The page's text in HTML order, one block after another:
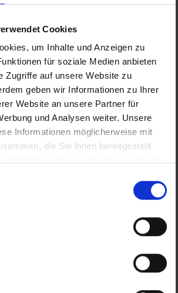
Cookies
um Inhalte und Anzeigen zu
für soziale Medien anbieten
Zugriffe auf unsere Website zu
geben wir Informationen zu Ihrer
Website an unsere Partner für
und Analysen weiter. Unsere
Informationen möglicherweise mit
die Sie ihnen bereitgestellt
Fotos): https://manufaktur-